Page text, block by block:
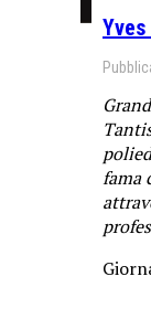
fama